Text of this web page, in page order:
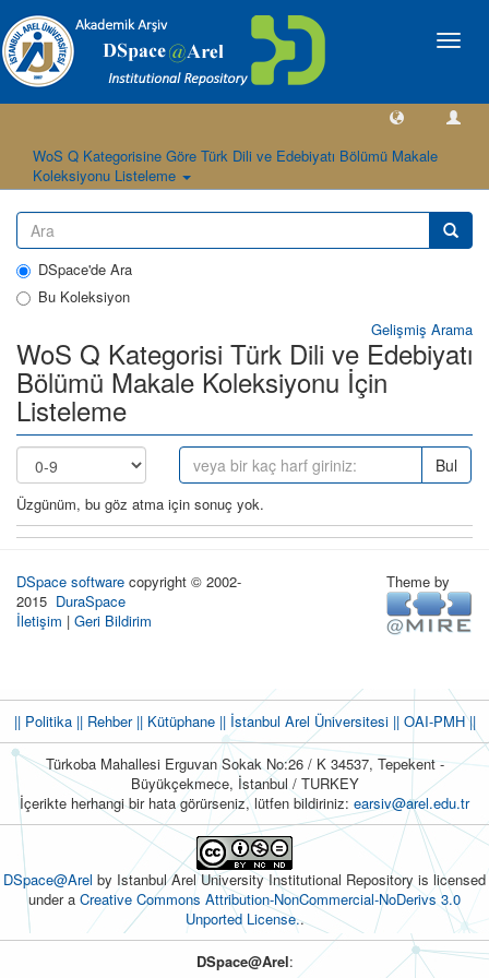
Geçiş
WoS Q Kategorisine Göre Türk Dili ve Edebiyatı Bölümü Makale
Koleksiyonu Listeleme
DSpace'de Ara
Bu Koleksiyon
Gelişmiş Arama
WoS Q Kategorisi Türk Dili ve Edebiyatı
Bölümü Makale Koleksiyonu İçin
Listeleme
Bul
Üzgünüm, bu göz atma için sonuç yok.
DSpace software copyright © 2002-
2015 DuraSpace
İletişim | Geri Bildirim
Theme by
|| Politika|| Rehber|| Kütüphane|| İstanbul Arel Üniversitesi ||OAI-PMH ||
Türkoba Mahallesi Erguvan Sokak No:26 / K 34537, Tepekent -
Büyükçekmece, İstanbul / TURKEY
İçerikte herhangi bir hata görürseniz, lütfen bildiriniz: earsiv@arel.edu.tr
DSpace@Arel by Istanbul Arel University Institutional Repository is licensed
under a Creative Commons Attribution-NonCommercial-NoDerivs 3.0
Unported License..
DSpace@Arel: